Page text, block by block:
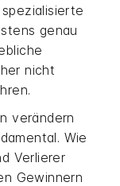
genau
nicht
verändern
Wie
Verlierer
Gewinnern